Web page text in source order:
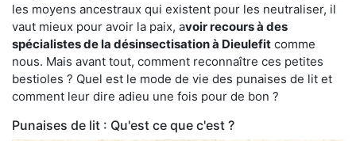
les moyens ancestraux qui existent pour les neutraliser, il
vaut mieux pour avoir la paix, avoir recours à des
spécialistes de la désinsectisation à Dieulefit comme
nous. Mais avant tout, comment reconnaître ces petites
bestioles ? Quel est le mode de vie des punaises de lit et
comment leur dire adieu une fois pour de bon ?
Punaises de lit : Qu'est ce que c'est ?